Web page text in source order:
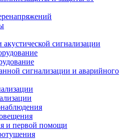
акустической сигнализации
сигнализации и аварийного
и первой помощи